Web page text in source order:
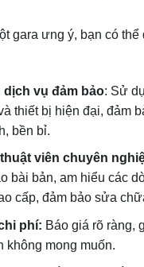
gara ưng ý, bạn có thể
vụ đảm bảo: Sử
thiết bị hiện đại, đảm
bền bỉ.
viên chuyên
bài bản, am hiểu các
cấp, đảm bảo sửa
phí: Báo giá rõ ràng,
không mong muốn.